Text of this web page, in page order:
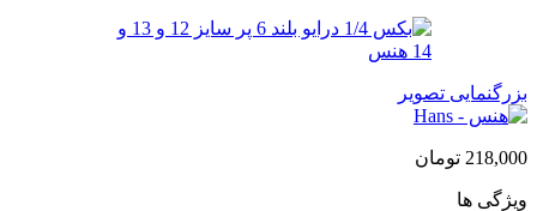
بزرگنمایی تصویر
218,000 تومان
ویژگی ها